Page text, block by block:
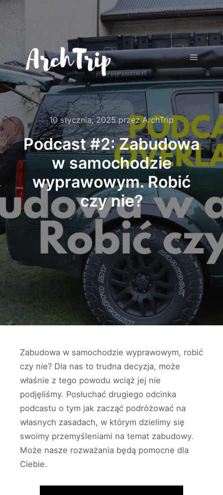
10 stycznia, 2025przez ArchTrip
Podcast #2: Zabudowa
w samochodzie
wyprawowym. Robić
czy nie?
Zabudowa w samochodzie wyprawowym, robić
czy nie? Dla nas to trudna decyzja, może
właśnie z tego powodu wciąż jej nie
podjęliśmy. Posłuchać drugiego odcinka
podcastu o tym jak zacząć podróżować na
własnych zasadach, w którym dzielimy się
swoimy przemyśleniami na temat zabudowy.
Może nasze rozważania będą pomocne dla
Ciebie.